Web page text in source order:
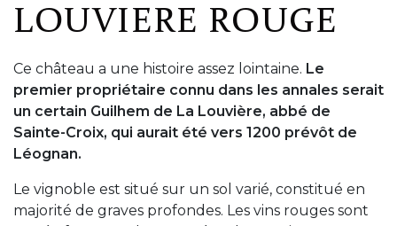
LOUVIERE ROUGE
Ce château a une histoire assez lointaine. Le
premier propriétaire connu dans les annales serait
un certain Guilhem de La Louvière, abbé de
Sainte-Croix, qui aurait été vers 1200 prévôt de
Léognan.
Le vignoble est situé sur un sol varié, constitué en
majorité de graves profondes. Les vins rouges sont